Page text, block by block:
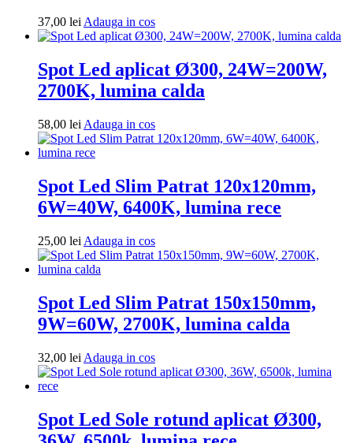
37,00 lei Adauga in cosAdauga
in
Spot Led aplicat Ø300, 24W=200W,
2700K, lumina calda
58,00 lei Adauga in cosAdauga
in
Spot Led Slim Patrat 120x120mm,
6W=40W, 6400K, lumina rece
25,00 lei Adauga in cosAdauga
in
Spot Led Slim Patrat 150x150mm,
9W=60W, 2700K, lumina calda
32,00 lei Adauga in cosAdauga
in
Spot Led Sole rotund aplicat Ø300,